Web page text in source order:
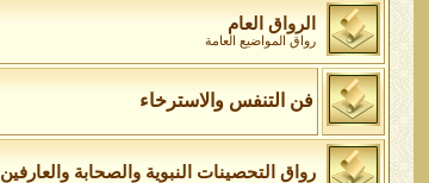
الرواق العام
رواق المواضيع العامة
فن التنفس والاسترخاء
رواق التحصينات النبوية والصحابة والعارفين